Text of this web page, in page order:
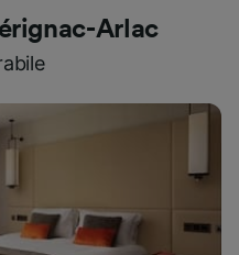
Arlac